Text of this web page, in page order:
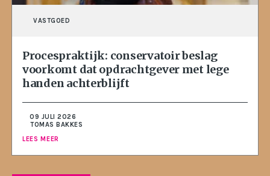
VASTGOED
Procespraktijk: conservatoir beslag
voorkomt dat opdrachtgever met lege
handen achterblijft
09 JULI 2026
TOMAS BAKKES
LEES MEER